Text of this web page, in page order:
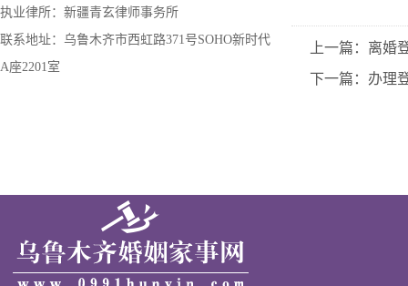
执业律所：新疆青玄律师事务所
联系地址：乌鲁木齐市西虹路371号SOHO新时代
A座2201室
上一篇：离婚
下一篇：办理